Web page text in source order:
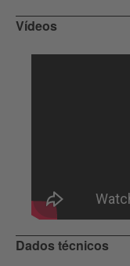
Vídeos
Dados técnicos